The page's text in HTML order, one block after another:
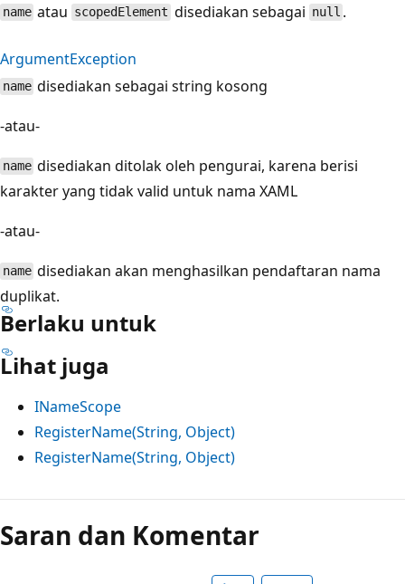
name atau scopedElement disediakan sebagai null .
ArgumentException
name disediakan sebagai string kosong
-atau-
name disediakan ditolak oleh pengurai, karena berisi
karakter yang tidak valid untuk nama XAML
-atau-
name disediakan akan menghasilkan pendaftaran nama
duplikat.
Berlaku untuk
Lihat juga
INameScope
RegisterName(String, Object)
RegisterName(String, Object)
Mode
baca
dinonaktifkan
Saran dan Komentar